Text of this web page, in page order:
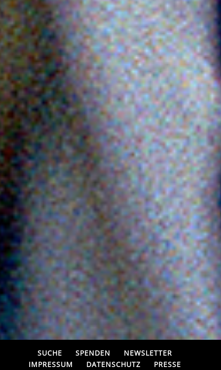
15 + 2 = SENDEN
Datenschutzerklärung
SUCHE SPENDEN
NEWSLETTER
IMPRESSUM
DATENSCHUTZ
PRESSE